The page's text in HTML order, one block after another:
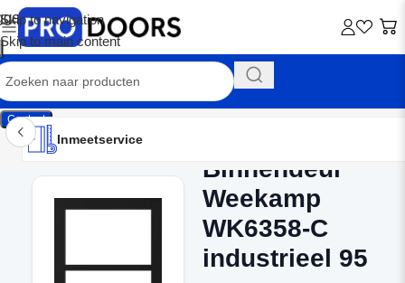
Skip to navigation
Skip to main content
Contact
Inmeetservice
Montageservice
Advies op maat
Showroom
Inmeetservice
Binnendeur
Weekamp
WK6358-C
industrieel 95